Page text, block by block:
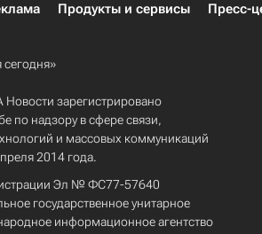
Продукты и сервисы Пресс-
Новости зарегистрировано
по надзору в сфере связи,
и массовых коммуникаций
2014 года.
Эл № ФС77-57640
государственное унитарное
информационное агентство